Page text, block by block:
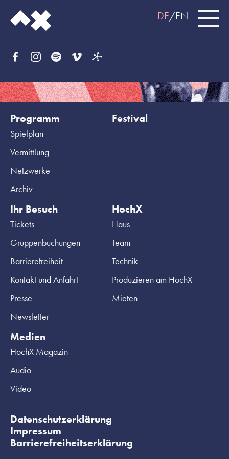
DE EN
Programm
Spielplan
Vermittlung
Netzwerke
Archiv
Festival
Ihr Besuch
Tickets
Gruppenbuchungen
Barrierefreiheit
Kontakt und Anfahrt
Presse
Newsletter
HochX
Haus
Team
Technik
Produzieren am HochX
Mieten
Medien
HochX Magazin
Audio
Video
Datenschutzerklärung
Impressum
Barrierefreiheitserklärung